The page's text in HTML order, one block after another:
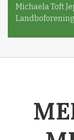
Michaela Toft
Landboforening